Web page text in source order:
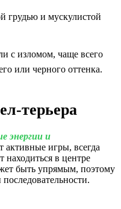
грудью и мускулистой
с изломом, чаще всего
или черного оттенка.
терьера
энергии и
игры, всегда
в центре
быть упрямым, поэтому